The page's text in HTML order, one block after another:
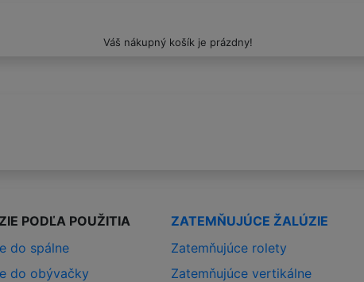
Váš nákupný košík je prázdny!
PODĽA POUŽITIA
do spálne
do obývačky
ZATEMŇUJÚCE ŽALÚZIE
Zatemňujúce rolety
Zatemňujúce vertikálne